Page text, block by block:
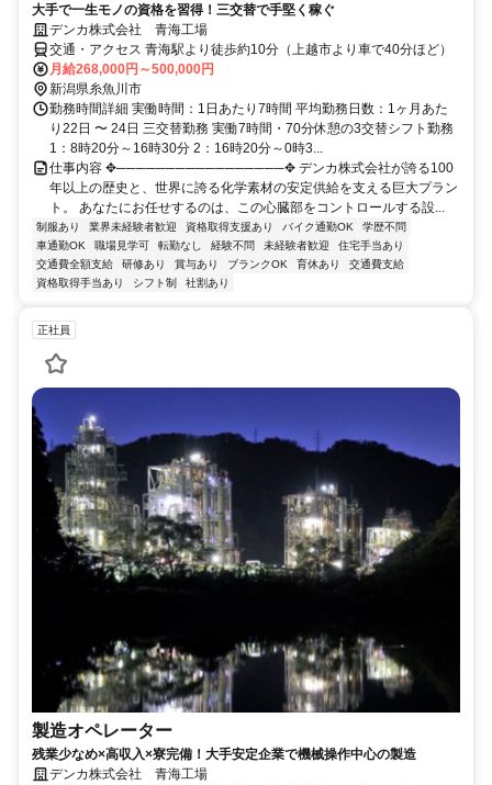
大手で一生モノの資格を習得！三交替で手堅く稼ぐ
デンカ株式会社 青海工場
交通・アクセス 青海駅より徒歩約10分（上越市より車で40分ほど）
月給268,000円～500,000円
新潟県糸魚川市
勤務時間詳細 実働時間：1日あたり7時間 平均勤務日数：1ヶ月あた
り22日 〜 24日 三交替勤務 実働7時間・70分休憩の3交替シフト勤務
1：8時20分～16時30分 2：16時20分～0時3...
仕事内容 ✥─────────────────✥ デンカ株式会社が誇る100
年以上の歴史と、世界に誇る化学素材の安定供給を支える巨大プラン
ト。 あなたにお任せするのは、この心臓部をコントロールする設...
制服あり 業界未経験者歓迎 資格取得支援あり バイク通勤OK
学歴不問
車通勤OK
職場見学可 転勤なし 経験不問 未経験者歓迎
住宅手当あり
交通費全額支給
研修あり 賞与あり ブランクOK 育休あり
交通費支給
資格取得手当あり
シフト制 社割あり
正社員
製造オペレーター
残業少なめ×高収入×寮完備！大手安定企業で機械操作中心の製造
デンカ株式会社 青海工場